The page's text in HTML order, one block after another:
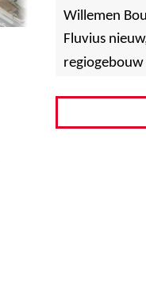
Willemen
Fluvius